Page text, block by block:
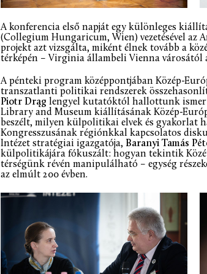
A konferencia első napját egy különleges
(Collegium Hungaricum, Wien) vezetésével az
projekt azt vizsgálta, miként élnek tovább a
térképén – Virginia állambeli Vienna városától
A pénteki program középpontjában Közép-
transzatlanti politikai rendszerek
Piotr Drąg lengyel kutatóktól hallottunk
Library and Museum kiállításának Közép-
beszélt, milyen külpolitikai elvek és gyakorlat
Kongresszusának régiónkkal kapcsolatos
Intézet stratégiai igazgatója, Baranyi Tamás
külpolitikájára fókuszált: hogyan tekintik
térségünk révén manipulálható – egység
az elmúlt 200 évben.